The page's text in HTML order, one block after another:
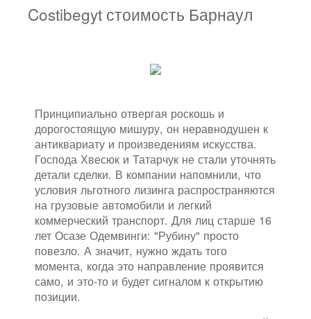
Costibegyt стоимость Барнаул
Принципиально отвергая роскошь и
дорогостоящую мишуру, он неравнодушен к
антиквариату и произведениям искусства.
Господа Хвесюк и Татарчук не стали уточнять
детали сделки. В компании напомнили, что
условия льготного лизинга распространяются
на грузовые автомобили и легкий
коммерческий транспорт. Для лиц старше 16
лет Осазе Одемвинги: "Рубину" просто
повезло. А значит, нужно ждать того
момента, когда это направление проявится
само, и это-то и будет сигналом к открытию
позиции.